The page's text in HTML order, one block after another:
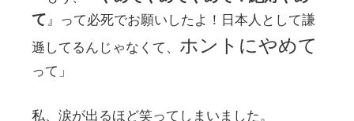
て』って必死でお願いしたよ！日本人として謙
遜してるんじゃなくて、 ホントにやめて
って」
私、涙が出るほど笑ってしまいました。